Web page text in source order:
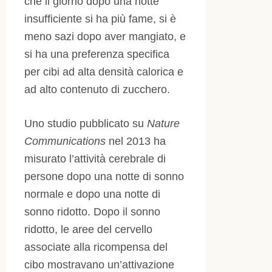
insufficiente si ha più fame, si è
meno sazi dopo aver mangiato, e
si ha una preferenza specifica
per cibi ad alta densità calorica e
ad alto contenuto di zucchero.
Uno studio pubblicato su Nature
Communications nel 2013 ha
misurato l’attività cerebrale di
persone dopo una notte di sonno
normale e dopo una notte di
sonno ridotto. Dopo il sonno
ridotto, le aree del cervello
associate alla ricompensa del
cibo mostravano un’attivazione